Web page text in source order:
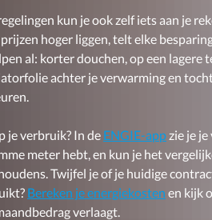
kun je ook zelf iets aan je
hoger liggen, telt elke
al: korter douchen, op een lagere
achter je verwarming en
je verbruik? In de ENGIE-appzie je
meter hebt, en kun je het
Twijfel je of je huidige
Bereken je energiekosten en kijk
verlaagt.